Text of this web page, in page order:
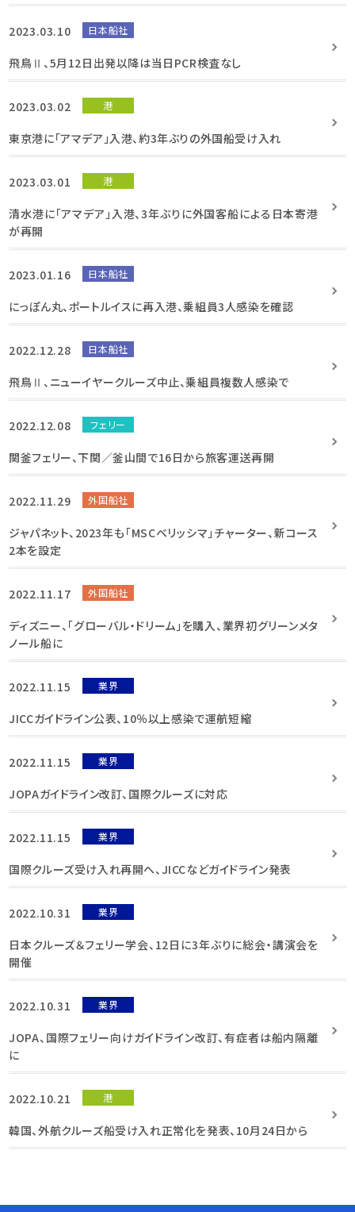
2023.03.10 日本船社
飛鳥Ⅱ、5月12日出発以降は当日PCR検査なし
2023.03.02 港
東京港に「アマデア」入港、約3年ぶりの外国船受け入れ
2023.03.01 港
清水港に「アマデア」入港、3年ぶりに外国客船による日本寄港
が再開
2023.01.16 日本船社
にっぽん丸、ポートルイスに再入港、乗組員3人感染を確認
2022.12.28 日本船社
飛鳥Ⅱ、ニューイヤークルーズ中止、乗組員複数人感染で
2022.12.08 フェリー
関釜フェリー、下関／釜山間で16日から旅客運送再開
2022.11.29 外国船社
ジャパネット、2023年も「MSCベリッシマ」チャーター、新コース
2本を設定
2022.11.17 外国船社
ディズニー、「グローバル・ドリーム」を購入、業界初グリーンメタ
ノール船に
2022.11.15 業界
JICCガイドライン公表、10％以上感染で運航短縮
2022.11.15 業界
JOPAガイドライン改訂、国際クルーズに対応
2022.11.15 業界
国際クルーズ受け入れ再開へ、JICCなどガイドライン発表
2022.10.31 業界
日本クルーズ＆フェリー学会、12日に3年ぶりに総会・講演会を
開催
2022.10.31 業界
JOPA、国際フェリー向けガイドライン改訂、有症者は船内隔離
に
2022.10.21 港
韓国、外航クルーズ船受け入れ正常化を発表、10月24日から